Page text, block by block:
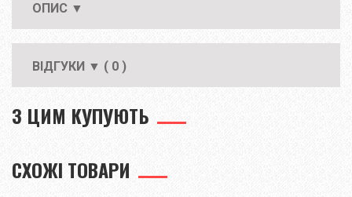
ОПИС ▼
ВІДГУКИ ▼ ( 0 )
З ЦИМ КУПУЮТЬ
СХОЖІ ТОВАРИ